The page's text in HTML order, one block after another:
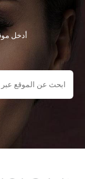
أدخل